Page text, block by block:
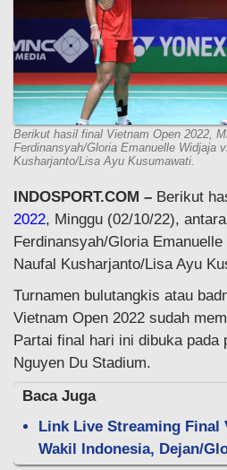
Berikut hasil final Vietnam Open 2022,
Ferdinansyah/Gloria Emanuelle Widjaja
Kusharjanto/Lisa Ayu Kusumawati.
INDOSPORT.COM – Berikut
2022, Minggu (02/10/22),
Ferdinansyah/Gloria
Naufal Kusharjanto/Lisa Ayu
Turnamen bulutangkis atau
Vietnam Open 2022 sudah
Partai final hari ini dibuka pada
Nguyen Du Stadium.
Baca Juga
Link Live Streaming Final
Wakil Indonesia, Dejan/